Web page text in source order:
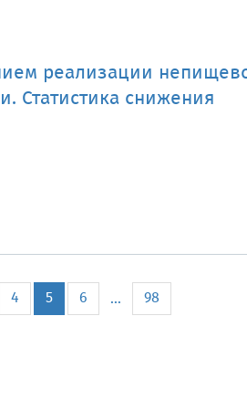
реализации
Статистика снижения
4 5 6 ... 98